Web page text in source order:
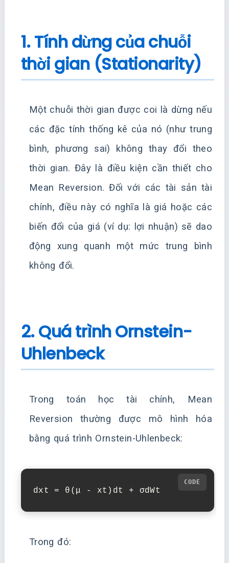
1. Tính dừng của chuỗi
thời gian (Stationarity)
Một chuỗi thời gian được coi là dừng nếu
các đặc tính thống kê của nó (như trung
bình, phương sai) không thay đổi theo
thời gian. Đây là điều kiện cần thiết cho
Mean Reversion. Đối với các tài sản tài
chính, điều này có nghĩa là giá hoặc các
biến đổi của giá (ví dụ: lợi nhuận) sẽ dao
động xung quanh một mức trung bình
không đổi.
2. Quá trình Ornstein-
Uhlenbeck
Trong toán học tài chính, Mean
Reversion thường được mô hình hóa
bằng quá trình Ornstein-Uhlenbeck:
dxt = θ(μ - xt)dt + σdWt
Trong đó: